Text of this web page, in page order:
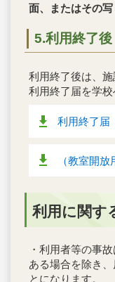
面、またはその写
5.利用終了後
利用終了後は、
利用終了届を学校
利用終了届
（教室開
利用に関す
・利用者等の事
ある場合を除き
とになります。